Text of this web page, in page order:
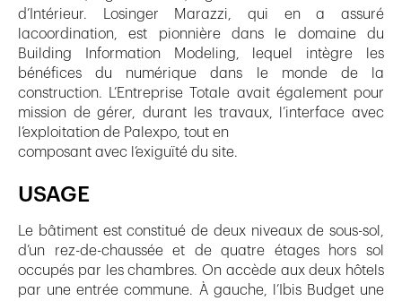
d’Intérieur. Losinger Marazzi, qui en a assuré
lacoordination, est pionnière dans le domaine du
Building Information Modeling, lequel intègre les
bénéfices du numérique dans le monde de la
construction. L’Entreprise Totale avait également pour
mission de gérer, durant les travaux, l’interface avec
l’exploitation de Palexpo, tout en
composant avec l’exiguïté du site.
USAGE
Le bâtiment est constitué de deux niveaux de sous-sol,
d’un rez-de-chaussée et de quatre étages hors sol
occupés par les chambres. On accède aux deux hôtels
par une entrée commune. À gauche, l’Ibis Budget une